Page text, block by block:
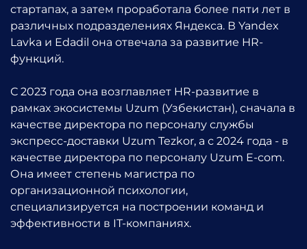
стартапах, а затем проработала более пяти лет в
различных подразделениях Яндекса. В Yandex
Lavka и Edadil она отвечала за развитие HR-
функций.
С 2023 года она возглавляет HR-развитие в
рамках экосистемы Uzum (Узбекистан), сначала в
качестве директора по персоналу службы
экспресс-доставки Uzum Tezkor, а с 2024 года - в
качестве директора по персоналу Uzum E-com.
Она имеет степень магистра по
организационной психологии,
специализируется на построении команд и
эффективности в IT-компаниях.